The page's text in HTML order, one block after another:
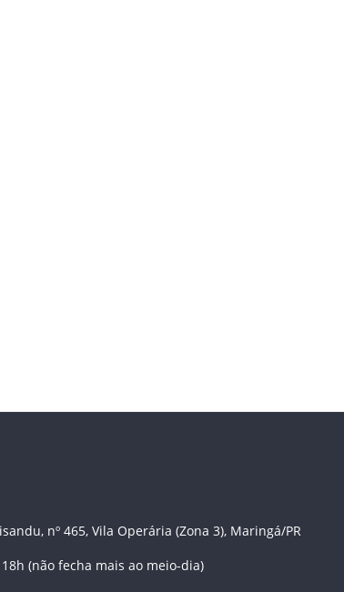
nº 465, Vila Operária (Zona 3), Maringá/PR
(não fecha mais ao meio-dia)